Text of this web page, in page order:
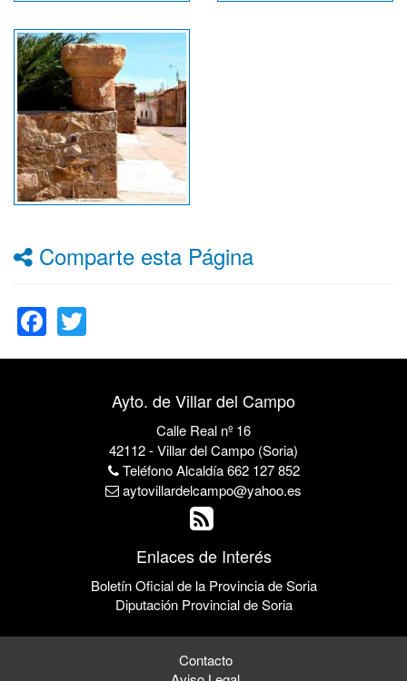
Comparte esta Página
Facebook
Ayto. de Villar del Campo
Calle Real nº 16
42112 - Villar del Campo (Soria)
Teléfono Alcaldía 662 127 852
aytovillardelcampo@yahoo.es
Enlaces de Interés
Boletín Oficial de la Provincia de Soria
Diputación Provincial de Soria
Contacto